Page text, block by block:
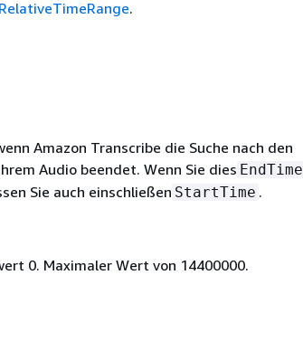
RelativeTimeRange.
Amazon Transcribe die Suche nach den
Audio beendet. Wenn Sie dies EndTime
Sie auch einschließen StartTime .
0. Maximaler Wert von 14400000.